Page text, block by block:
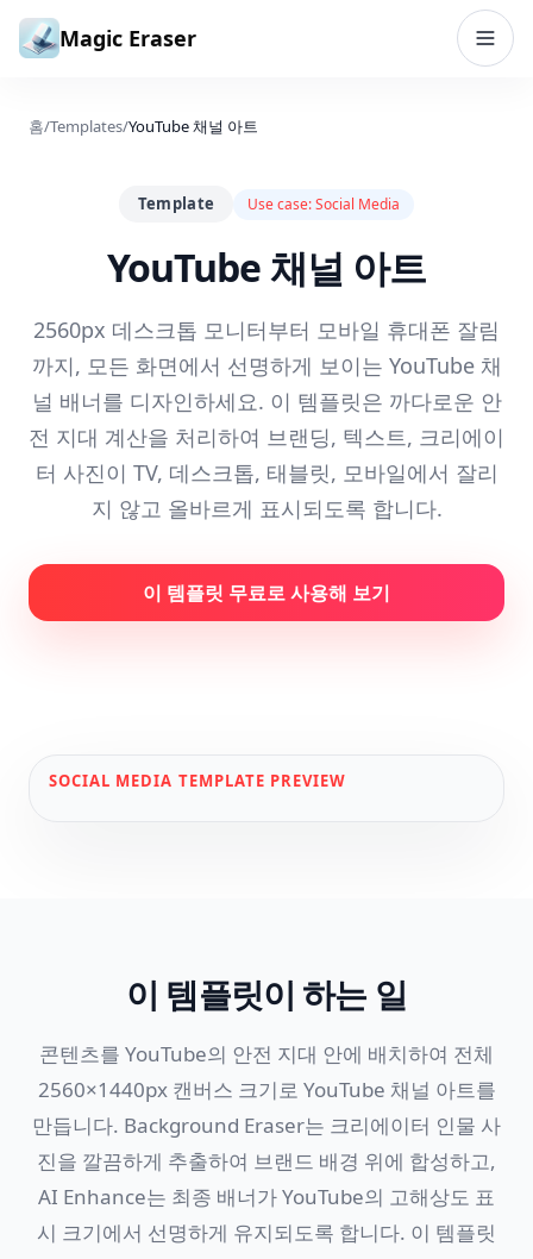
본문으로 건너뛰기
Magic Eraser
홈/Templates/YouTube 채널 아트
Template Use case:Social Media
YouTube 채널 아트
2560px 데스크톱 모니터부터 모바일 휴대폰 잘림
까지, 모든 화면에서 선명하게 보이는 YouTube 채
널 배너를 디자인하세요. 이 템플릿은 까다로운 안
전 지대 계산을 처리하여 브랜딩, 텍스트, 크리에이
터 사진이 TV, 데스크톱, 태블릿, 모바일에서 잘리
지 않고 올바르게 표시되도록 합니다.
이 템플릿 무료로 사용해 보기
SOCIAL MEDIA TEMPLATE PREVIEW
이 템플릿이 하는 일
콘텐츠를 YouTube의 안전 지대 안에 배치하여 전체
2560×1440px 캔버스 크기로 YouTube 채널 아트를
만듭니다. Background Eraser는 크리에이터 인물 사
진을 깔끔하게 추출하여 브랜드 배경 위에 합성하고,
AI Enhance는 최종 배너가 YouTube의 고해상도 표
시 크기에서 선명하게 유지되도록 합니다. 이 템플릿